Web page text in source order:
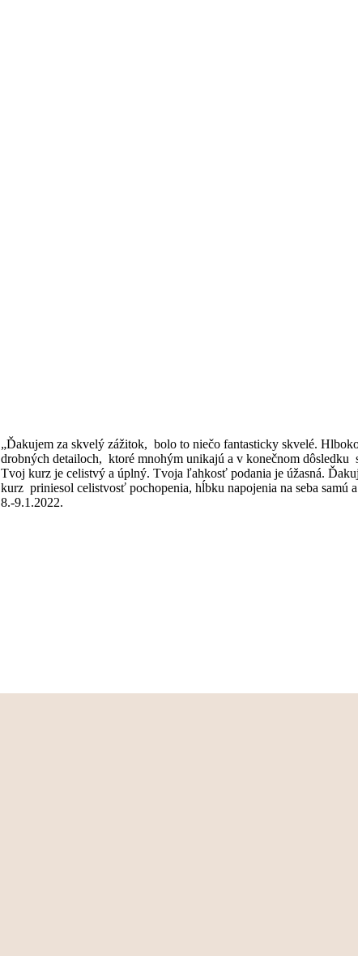
„Ďakujem za skvelý zážitok, bolo to niečo fantasticky skvelé.
drobných detailoch, ktoré mnohým unikajú a v konečnom dôsledku
Tvoj kurz je celistvý a úplný. Tvoja ľahkosť podania je úžasná.
kurz priniesol celistvosť pochopenia, hĺbku napojenia na seba samú
8.-9.1.2022.